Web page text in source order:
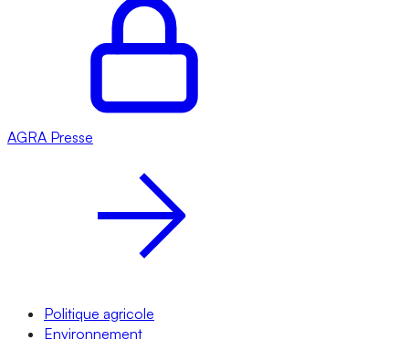
AGRA Presse
Politique agricole
Environnement